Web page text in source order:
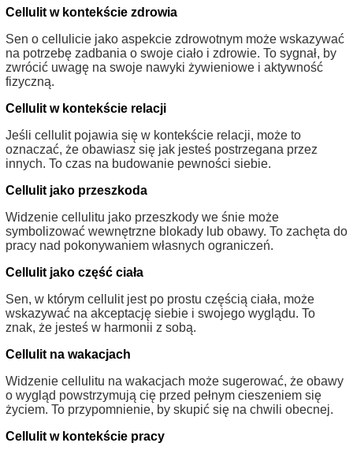
Cellulit w kontekście zdrowia
Sen o cellulicie jako aspekcie zdrowotnym może wskazywać
na potrzebę zadbania o swoje ciało i zdrowie. To sygnał, by
zwrócić uwagę na swoje nawyki żywieniowe i aktywność
fizyczną.
Cellulit w kontekście relacji
Jeśli cellulit pojawia się w kontekście relacji, może to
oznaczać, że obawiasz się jak jesteś postrzegana przez
innych. To czas na budowanie pewności siebie.
Cellulit jako przeszkoda
Widzenie cellulitu jako przeszkody we śnie może
symbolizować wewnętrzne blokady lub obawy. To zachęta do
pracy nad pokonywaniem własnych ograniczeń.
Cellulit jako część ciała
Sen, w którym cellulit jest po prostu częścią ciała, może
wskazywać na akceptację siebie i swojego wyglądu. To
znak, że jesteś w harmonii z sobą.
Cellulit na wakacjach
Widzenie cellulitu na wakacjach może sugerować, że obawy
o wygląd powstrzymują cię przed pełnym cieszeniem się
życiem. To przypomnienie, by skupić się na chwili obecnej.
Cellulit w kontekście pracy